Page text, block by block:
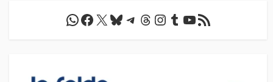
WhatsApp
Facebook
X Bluesky
Telegram
Threads
Instagram
Tumblr
YouTube
Feed RSS